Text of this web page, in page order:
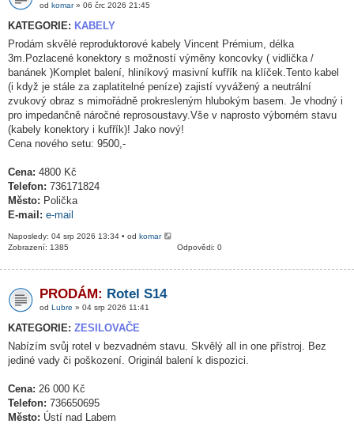
od komar» 06 črc 2026 21:45
KATEGORIE: KABELY
Prodám skvělé reproduktorové kabely Vincent Prémium, délka
3m.Pozlacené konektory s možností výměny koncovky ( vidlička /
banánek )Komplet balení, hliníkový masivní kufřík na klíček.Tento kabel
(i když je stále za zaplatitelné peníze) zajistí vyvážený a neutrální
zvukový obraz s mimořádně prokresleným hlubokým basem. Je vhodný i
pro impedančně náročné reprosoustavy.Vše v naprosto výborném stavu
(kabely konektory i kufřík)! Jako nový!
Cena nového setu: 9500,-
Cena: 4800 Kč
Telefon: 736171824
Město: Polička
E-mail: e-mail
Naposledy: 04 srp 2026 13:34 • od komar
Odpovědi: 0
Zobrazení: 1385
PRODÁM: Rotel S14
od Lubre » 04 srp 2026 11:41
KATEGORIE: ZESILOVAČE
Nabízím svůj rotel v bezvadném stavu. Skvělý all in one přístroj. Bez
jediné vady či poškození. Originál balení k dispozici.
Cena: 26 000 Kč
Telefon: 736650695
Město: Ústí nad Labem